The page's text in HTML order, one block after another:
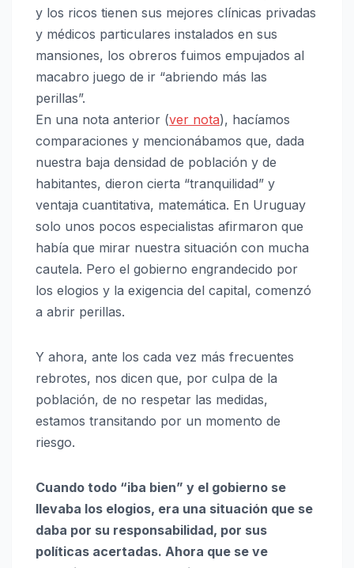
y los ricos tienen sus mejores clínicas privadas
y médicos particulares instalados en sus
mansiones, los obreros fuimos empujados al
macabro juego de ir “abriendo más las
perillas”.
En una nota anterior (ver nota), hacíamos
comparaciones y mencionábamos que, dada
nuestra baja densidad de población y de
habitantes, dieron cierta “tranquilidad” y
ventaja cuantitativa, matemática. En Uruguay
solo unos pocos especialistas afirmaron que
había que mirar nuestra situación con mucha
cautela. Pero el gobierno engrandecido por
los elogios y la exigencia del capital, comenzó
a abrir perillas.
Y ahora, ante los cada vez más frecuentes
rebrotes, nos dicen que, por culpa de la
población, de no respetar las medidas,
estamos transitando por un momento de
riesgo.
Cuando todo “iba bien” y el gobierno se
llevaba los elogios, era una situación que se
daba por su responsabilidad, por sus
políticas acertadas. Ahora que se ve